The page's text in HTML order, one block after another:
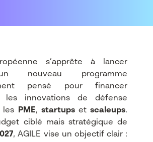
s’apprête à lancer
nouveau programme
pensé pour financer
les innovations de défense
les
PME, startupsetscaleups.
ciblé mais stratégique de
, AGILE vise un objectif clair :